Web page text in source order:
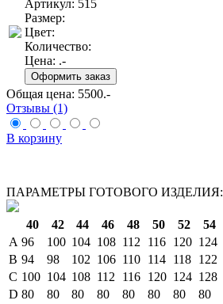
Артикул: 515
Размер:
Цвет:
Количество:
Цена: .-
Общая цена: 5500.-
Отзывы (1)
В корзину
ПАРАМЕТРЫ ГОТОВОГО ИЗДЕЛИЯ:
40 42 44 46 48 50 52 54
A 96 100 104 108 112 116 120 124
B 94 98 102 106 110 114 118 122
C 100 104 108 112 116 120 124 128
D 80 80 80 80 80 80 80 80